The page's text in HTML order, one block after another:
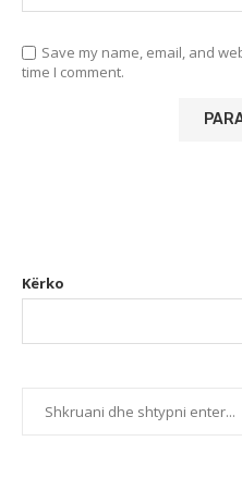
Save my name, email, and
time I comment.
Kërko